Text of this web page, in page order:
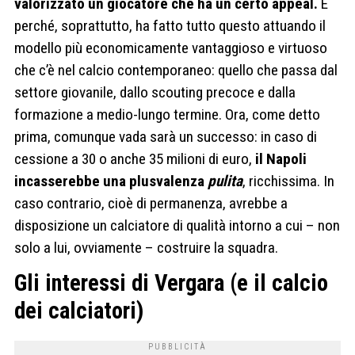
perché, soprattutto, ha fatto tutto questo attuando il
modello più economicamente vantaggioso e virtuoso
che c’è nel calcio contemporaneo: quello che passa dal
settore giovanile, dallo scouting precoce e dalla
formazione a medio-lungo termine. Ora, come detto
prima, comunque vada sarà un successo: in caso di
cessione a 30 o anche 35 milioni di euro, il Napoli
incasserebbe una plusvalenza pulita, ricchissima. In
caso contrario, cioè di permanenza, avrebbe a
disposizione un calciatore di qualità intorno a cui – non
solo a lui, ovviamente – costruire la squadra.
Gli interessi di Vergara (e il calcio
dei calciatori)